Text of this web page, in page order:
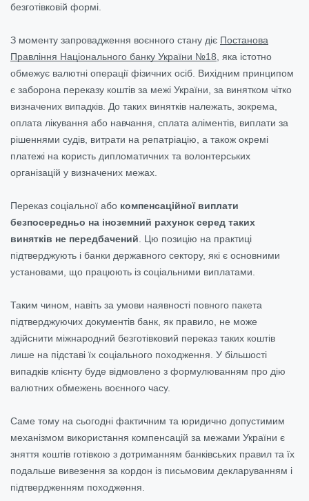
безготівковій формі.
З моменту запровадження воєнного стану діє Постанова
Правління Національного банку України №18 , яка істотно
обмежує валютні операції фізичних осіб. Вихідним принципом
є заборона переказу коштів за межі України, за винятком чітко
визначених випадків. До таких винятків належать, зокрема,
оплата лікування або навчання, сплата аліментів, виплати за
рішеннями судів, витрати на репатріацію, а також окремі
платежі на користь дипломатичних та волонтерських
організацій у визначених межах.
Переказ соціальної або компенсаційної виплати
безпосередньо на іноземний рахунок серед таких
винятків не передбачений . Цю позицію на практиці
підтверджують і банки державного сектору, які є основними
установами, що працюють із соціальними виплатами.
Таким чином, навіть за умови наявності повного пакета
підтверджуючих документів банк, як правило, не може
здійснити міжнародний безготівковий переказ таких коштів
лише на підставі їх соціального походження. У більшості
випадків клієнту буде відмовлено з формулюванням про дію
валютних обмежень воєнного часу.
Саме тому на сьогодні фактичним та юридично допустимим
механізмом використання компенсацій за межами України є
зняття коштів готівкою з дотриманням банківських правил та їх
подальше вивезення за кордон із письмовим декларуванням і
підтвердженням походження.